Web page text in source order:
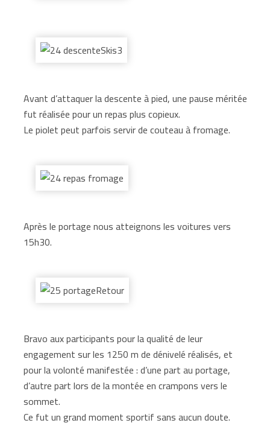
Avant d’attaquer la descente à pied, une pause méritée
fut réalisée pour un repas plus copieux.
Le piolet peut parfois servir de couteau à fromage.
Après le portage nous atteignons les voitures vers
15h30.
Bravo aux participants pour la qualité de leur
engagement sur les 1250 m de dénivelé réalisés, et
pour la volonté manifestée : d’une part au portage,
d’autre part lors de la montée en crampons vers le
sommet.
Ce fut un grand moment sportif sans aucun doute.